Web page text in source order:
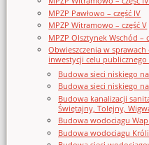
MPZP Pawłowo – część IV
MPZP Witramowo – część V
MPZP Olsztynek Wschód –
Obwieszczenia w
inwestycji celu publicznego
Budowa sieci niskiego
Budowa sieci niskiego
Budowa kanalizacji
Świętajny, Tolejny,
Budowa wodociągu
Budowa wodociągu